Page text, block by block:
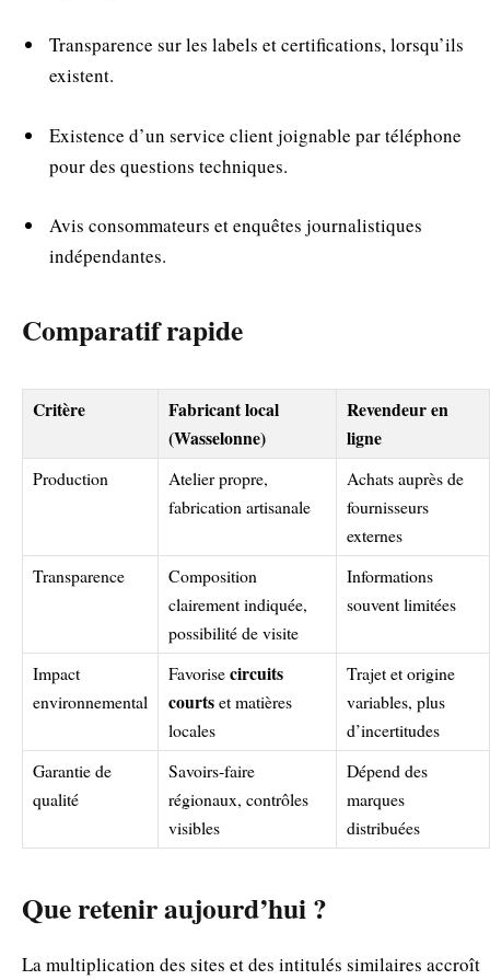
Transparence sur les labels et certifications, lorsqu’ils
existent.
Existence d’un service client joignable par téléphone
pour des questions techniques.
Avis consommateurs et enquêtes journalistiques
indépendantes.
Comparatif rapide
Critère
Fabricant local
(Wasselonne)
Revendeur en
ligne
Production
Atelier propre,
fabrication artisanale
Achats auprès de
fournisseurs
externes
Transparence
Composition
clairement indiquée,
possibilité de visite
Informations
souvent limitées
Impact
environnemental
Favorisecircuits
courtset matières
locales
Trajet et origine
variables, plus
d’incertitudes
Garantie de
qualité
Savoirs‑faire
régionaux, contrôles
visibles
Dépend des
marques
distribuées
Que retenir aujourd’hui ?
La multiplication des sites et des intitulés similaires accroît